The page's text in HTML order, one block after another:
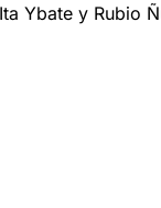
Ybate y Rubio